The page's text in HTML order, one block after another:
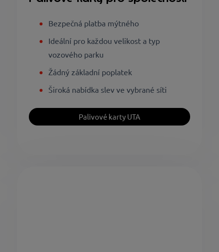
Bezpečná platba mýtného
Ideální pro každou velikost a typ
vozového parku
Žádný základní poplatek
Široká nabídka slev ve vybrané síti
Palivové karty UTA